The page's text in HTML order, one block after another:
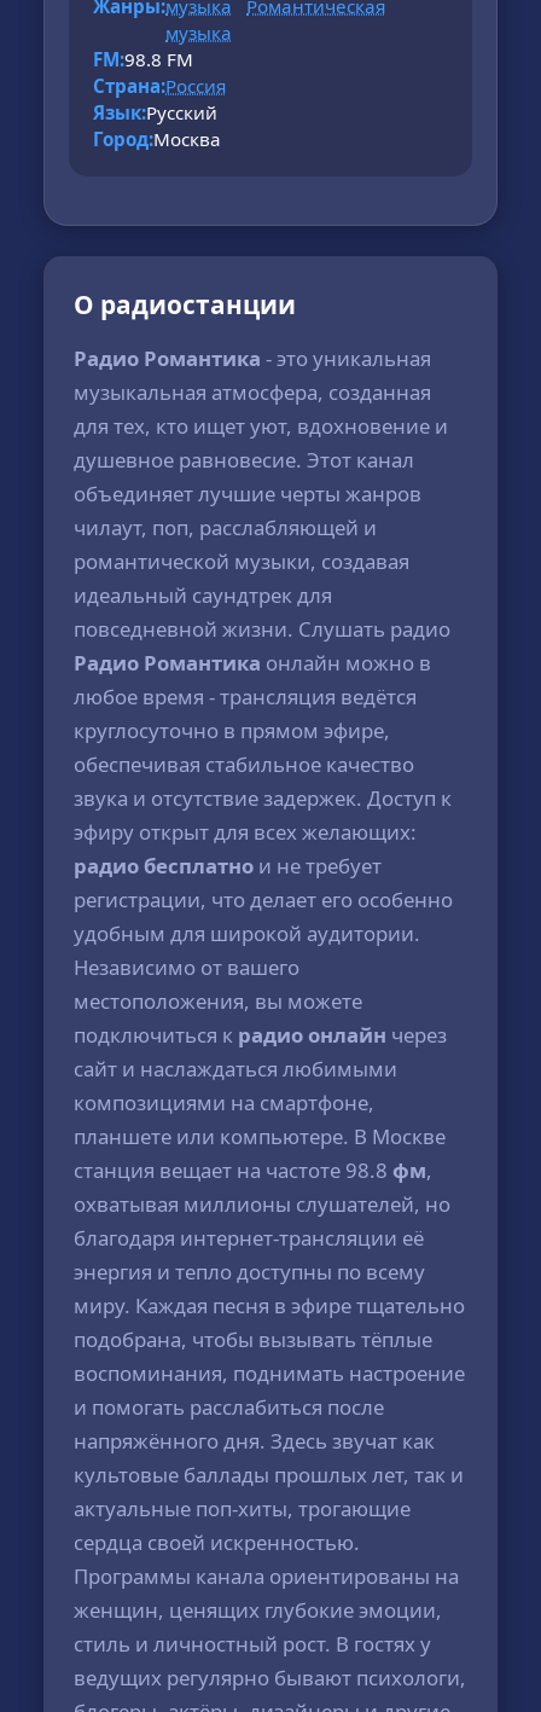
Жанры:музыка
Романтическая
музыка
FM:98.8 FM
Страна:Россия
Язык:Русский
Город:Москва
О радиостанции
Радио Романтика - это уникальная
музыкальная атмосфера, созданная
для тех, кто ищет уют, вдохновение и
душевное равновесие. Этот канал
объединяет лучшие черты жанров
чилаут, поп, расслабляющей и
романтической музыки, создавая
идеальный саундтрек для
повседневной жизни. Слушать радио
Радио Романтика онлайн можно в
любое время - трансляция ведётся
круглосуточно в прямом эфире,
обеспечивая стабильное качество
звука и отсутствие задержек. Доступ к
эфиру открыт для всех желающих:
радио бесплатно и не требует
регистрации, что делает его особенно
удобным для широкой аудитории.
Независимо от вашего
местоположения, вы можете
подключиться к радио онлайн через
сайт и наслаждаться любимыми
композициями на смартфоне,
планшете или компьютере. В Москве
станция вещает на частоте 98.8 фм,
охватывая миллионы слушателей, но
благодаря интернет-трансляции её
энергия и тепло доступны по всему
миру. Каждая песня в эфире тщательно
подобрана, чтобы вызывать тёплые
воспоминания, поднимать настроение
и помогать расслабиться после
напряжённого дня. Здесь звучат как
культовые баллады прошлых лет, так и
актуальные поп-хиты, трогающие
сердца своей искренностью.
Программы канала ориентированы на
женщин, ценящих глубокие эмоции,
стиль и личностный рост. В гостях у
ведущих регулярно бывают психологи,